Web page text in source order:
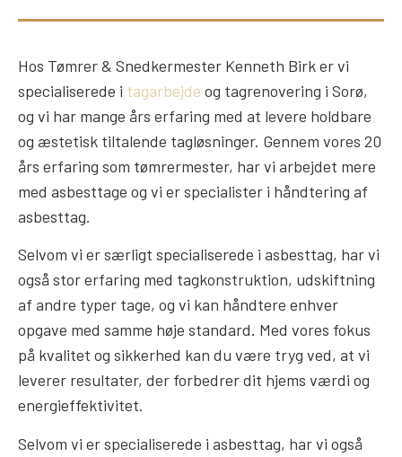
Hos Tømrer & Snedkermester Kenneth Birk er vi
specialiserede i tagarbejde og tagrenovering i Sorø,
og vi har mange års erfaring med at levere holdbare
og æstetisk tiltalende tagløsninger. Gennem vores 20
års erfaring som tømrermester, har vi arbejdet mere
med asbesttage og vi er specialister i håndtering af
asbesttag.
Selvom vi er særligt specialiserede i asbesttag, har vi
også stor erfaring med tagkonstruktion, udskiftning
af andre typer tage, og vi kan håndtere enhver
opgave med samme høje standard. Med vores fokus
på kvalitet og sikkerhed kan du være tryg ved, at vi
leverer resultater, der forbedrer dit hjems værdi og
energieffektivitet.
Selvom vi er specialiserede i asbesttag, har vi også